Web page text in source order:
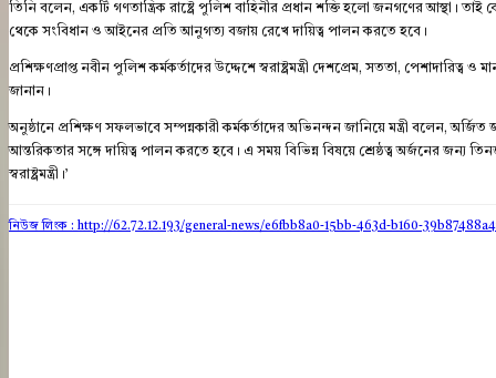
তিনি বলেন, একটি গণতান্ত্রিক রাষ্ট্রে পুলিশ বাহিনীর প্রধান শক্তি হলো জনগণের আস্থা। তাই
থেকে সংবিধান ও আইনের প্রতি আনুগত্য বজায় রেখে দায়িত্ব পালন করতে হবে।
প্রশিক্ষণপ্রাপ্ত নবীন পুলিশ কর্মকর্তাদের উদ্দেশে স্বরাষ্ট্রমন্ত্রী দেশপ্রেম, সততা,
জানান।
অনুষ্ঠানে প্রশিক্ষণ সফলভাবে সম্পন্নকারী কর্মকর্তাদের অভিনন্দন জানিয়ে মন্ত্রী বলেন,
আন্তরিকতার সঙ্গে দায়িত্ব পালন করতে হবে। এ সময় বিভিন্ন বিষয়ে শ্রেষ্ঠত্ব অর্জনের জন্য
স্বরাষ্ট্রমন্ত্রী।’
নিউজ লিংক : http://62.72.12.193/general-news/e6fbb8a0-15bb-463d-b160-